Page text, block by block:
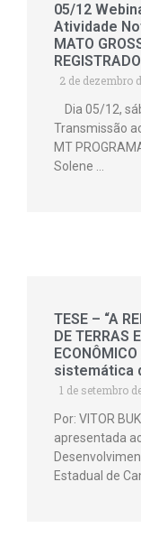
05/12
Atividade
MATO
2 de dezembro
Dia 05/12,
Transmissão
MT
Solene …
TESE – “A
DE TERRAS
sistemática
1 de setembro
Por: VITOR
apresentada
Estadual de